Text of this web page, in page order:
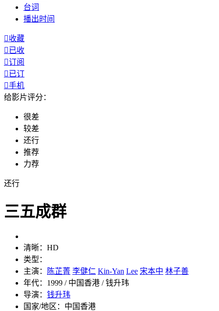
台词
播出时间
收藏
已收
订阅
已订
手机
给影片评分：
很差
较差
还行
推荐
力荐
还行
三五成群
清晰： HD
类型：
主演：
陈芷菁 李健仁 Kin-Yan Lee 宋本中 林子善
年代： 1999 / 中国香港 / 钱升玮
导演： 钱升玮
国家/地区： 中国香港